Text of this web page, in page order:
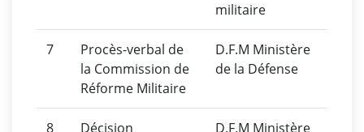
militaire
7
Procès-verbal de
la Commission de
Réforme Militaire
D.F.M Ministère
de la Défense
8
Décision
D.F.M Ministère